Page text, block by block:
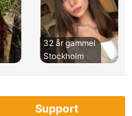
32 år gammel
Stockholm
Support